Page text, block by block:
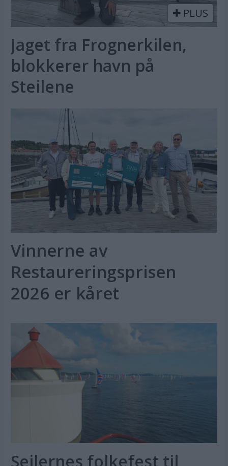
PLUS
Jaget fra Frognerkilen,
blokkerer havn på
Steilene
Vinnerne av
Restaureringsprisen
2026 er kåret
Seilernes folkefest til